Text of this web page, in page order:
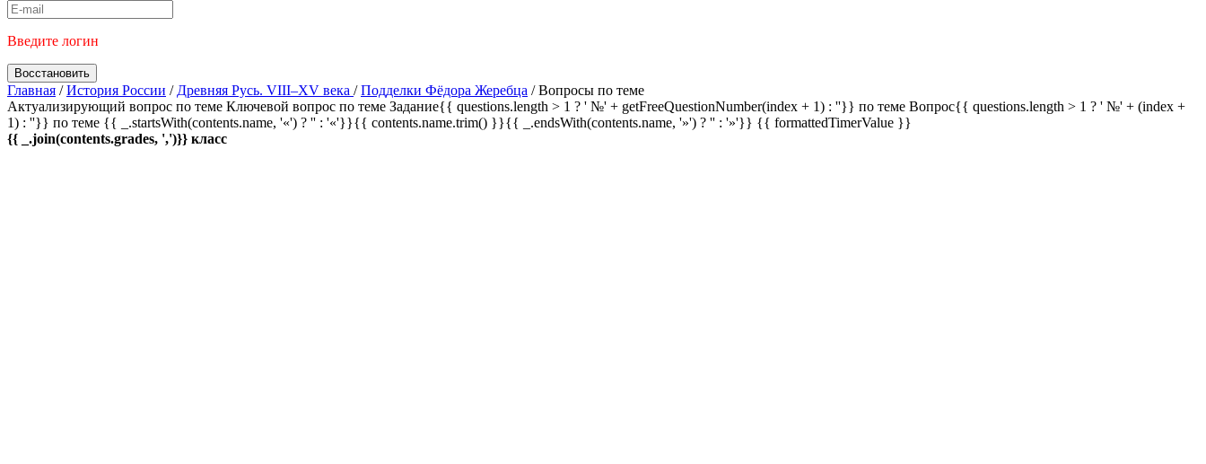
Введите логин
Восстановить
Главная / История России / Древняя Русь. VIII–XV века / Подделки Фёдора Жеребца / Вопросы по теме
Актуализирующий вопрос по теме Ключевой вопрос по теме Задание{{ questions.length > 1 ? ' №' + getFreeQuestionNumber(index + 1) : ''}} по теме Вопрос{{ questions.length > 1 ? ' №' + (index +
1) : ''}} по теме {{ _.startsWith(contents.name, '«') ? '' : '«'}}{{ contents.name.trim() }}{{ _.endsWith(contents.name, '»') ? '' : '»'}} {{ formattedTimerValue }}
{{ _.join(contents.grades, ',')}} класс